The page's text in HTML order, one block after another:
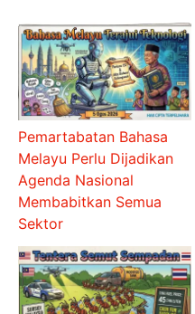
Pemartabatan Bahasa
Melayu Perlu Dijadikan
Agenda Nasional
Membabitkan Semua
Sektor